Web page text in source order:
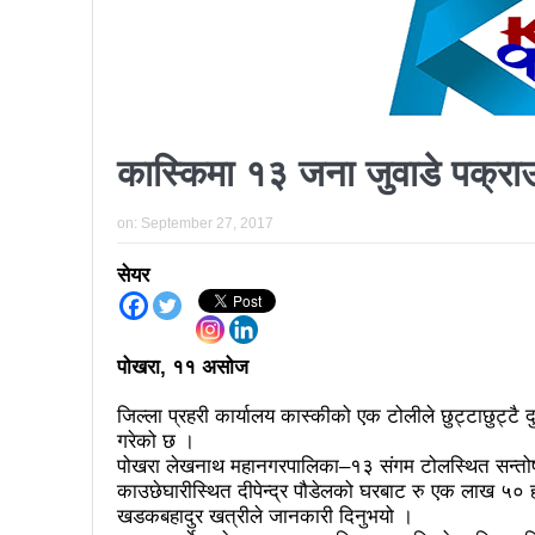
प्रतिनिधिसभा सदस्य
निर्वाचनले सङ्घीय
पुरस्कार वितरणबिनै काउन्सिलले
समाचार हटाउने अदालतको आदेश
नवलपरासी काठमाडौँ सम्पर्क
कास्किमा १३ जना जुवाडे
on: September 27, 2017
सेयर
पोखरा, ११ असोज
जिल्ला प्रहरी कार्यालय कास्कीको एक टोलीले
गरेको छ ।
पोखरा लेखनाथ महानगरपालिका–१३ संगम टोलस्थित
काउछेघारीस्थित दीपेन्द्र पौडेलको घरबाट रु एक लाख ५०
खडकबहादुर खत्रीले जानकारी दिनुभयो ।